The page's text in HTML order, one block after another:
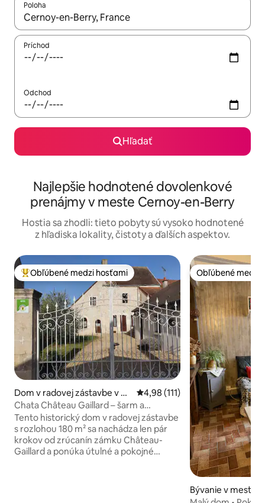
Poloha
Keď budú výsledky k dispozícii, môžete si ich prechádzať
Príchod
Odchod
Hľadať
Najlepšie hodnotené dovolenkové
prenájmy v meste Cernoy-en-Berry
Hostia sa zhodli: tieto pobyty sú vysoko hodnotené
z hľadiska lokality, čistoty a ďalších aspektov.
Najobľúbenejšie medzi hosťami
Obľúbené medzi hosťami
Dom v radovej zástavbe v m
este Châtillon-sur-Loire
Priemerné ohodnotenie 4,98 z
4,98 (111)
Chata Château Gaillard – šarm a
pohodlie
Tento historický dom v radovej zástavbe
s rozlohou 180 m² sa nachádza len pár
krokov od zrúcanín zámku Château-
Gaillard a ponúka útulné a pokojné
Obľúbené medzi
Obľúbené medzi
Bývanie v meste